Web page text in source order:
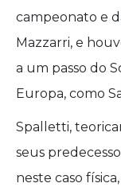
campeonato e
Mazzarri, e
a um passo do
Europa, como
Spalletti,
seus
neste caso